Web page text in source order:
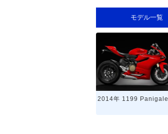
モデル一覧
2014年 1199 Panigale